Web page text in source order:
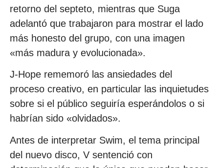
retorno del septeto, mientras que Suga
adelantó que trabajaron para mostrar el lado
más honesto del grupo, con una imagen
«más madura y evolucionada».
J-Hope rememoró las ansiedades del
proceso creativo, en particular las inquietudes
sobre si el público seguiría esperándolos o si
habrían sido «olvidados».
Antes de interpretar Swim, el tema principal
del nuevo disco, V sentenció con